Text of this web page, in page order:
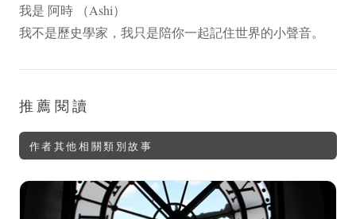
我是 阿時 （Ashi）
我不是歷史學家，我只是陪你一起記住世界的小聲音。
推薦閱讀
作者其他相關類別故事